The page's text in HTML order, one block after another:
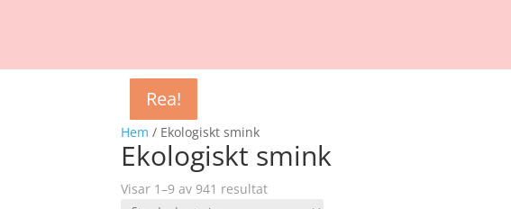
Hem / Ekologiskt smink
Ekologiskt smink
Visar 1–9 av 941 resultat
Rea!
Rea!
Rea!
Rea!
Rea!
Rea!
Rea!
Rea!
Rea!